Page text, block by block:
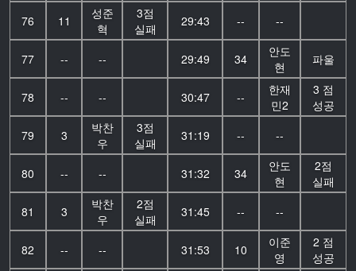
76 11
성준
혁
3점
실패
29:43 -- --
77 -- -- 29:49 34
안도
현
파울
78 -- -- 30:47 --
한재
민2
3 점
성공
79
3
박찬
우
3점
실패
31:19 -- --
80 -- -- 31:32 34
안도
현
2점
실패
81
3
박찬
우
2점
실패
31:45 -- --
82 -- -- 31:53 10
이준
영
2 점
성공